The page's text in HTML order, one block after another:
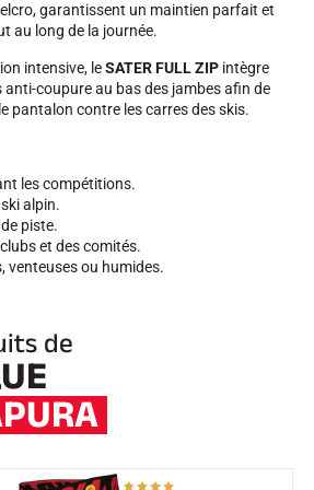
garantissent un maintien parfait et
au long de la journée.
intensive, leSATER FULL ZIP intègre
coupure au bas des jambes afin de
pantalon contre les carres des skis.
les compétitions.
alpin.
piste.
et des comités.
venteuses ou humides.
de